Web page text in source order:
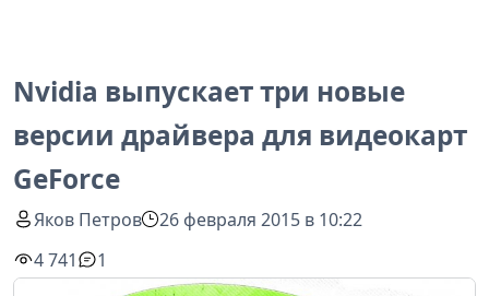
Nvidia выпускает три новые
версии драйвера для видеокарт
GeForce
Яков Петров
26 февраля 2015 в 10:22
4 741
1